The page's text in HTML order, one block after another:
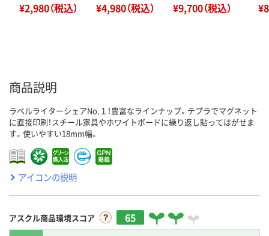
¥2,980（税込） ¥4,980（税込） ¥9,700（税込）
商品説明
ラベルライターシェアNo.１！豊富なラインナップ。テプラでマグネット
に直接印刷！スチール家具やホワイトボードに繰り返し貼ってはがせま
す。使いやすい18mm幅。
アイコンの説明
アスクル商品環境スコア 65